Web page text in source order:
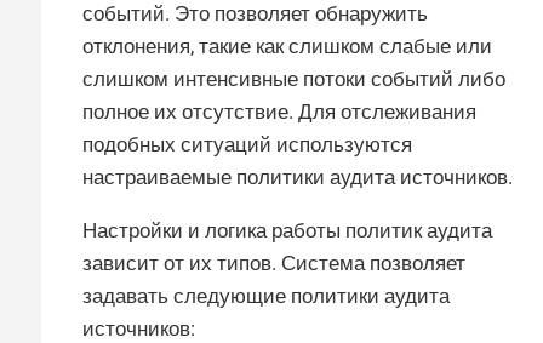
событий. Это позволяет обнаружить
отклонения, такие как слишком слабые или
слишком интенсивные потоки событий либо
полное их отсутствие. Для отслеживания
подобных ситуаций используются
настраиваемые политики аудита источников.
Настройки и логика работы политик аудита
зависит от их типов. Система позволяет
задавать следующие политики аудита
источников: